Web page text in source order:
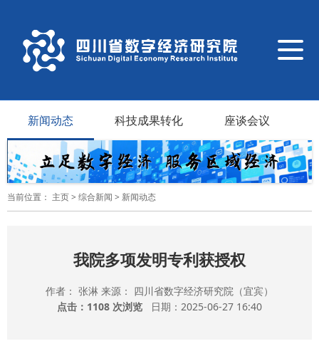
导
航
换
新闻动态
科技成果转化 座谈会议
当前位置： 主页> 综合新闻 > 新闻动态
我院多项发明专利获授权
作者： 张淋 来源： 四川省数字经济研究院（宜宾）
点击： 1108 次浏览 日期：2025-06-27 16:40